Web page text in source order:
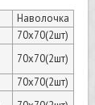
Наволочка
70х70(2шт)
70х70(2шт)
70х70(2шт)